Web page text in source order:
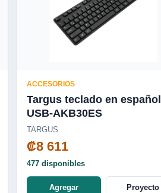
ACCESORIOS
Targus teclado en español
USB-AKB30ES
TARGUS
₡8 611
477 disponibles
Agregar Proyecto